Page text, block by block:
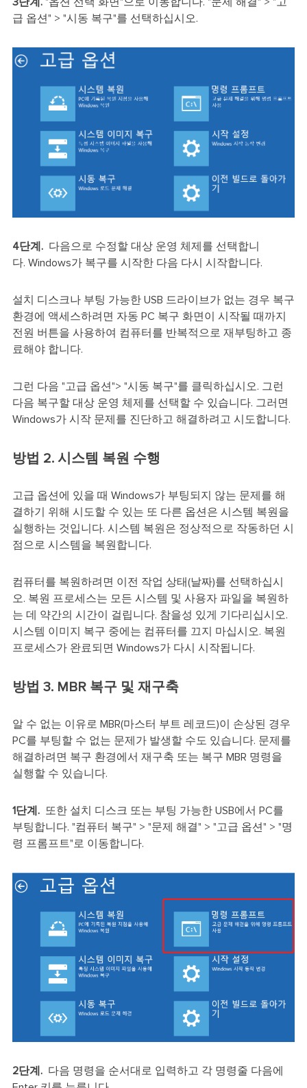
3단계."옵션 선택 화면"으로 이동합니다. "문제 해결" > "고
급 옵션" > "시동 복구"를 선택하십시오.
4단계. 다음으로 수정할 대상 운영 체제를 선택합니
다. Windows가 복구를 시작한 다음 다시 시작합니다.
설치 디스크나 부팅 가능한 USB 드라이브가 없는 경우 복구
환경에 액세스하려면 자동 PC 복구 화면이 시작될 때까지
전원 버튼을 사용하여 컴퓨터를 반복적으로 재부팅하고 종
료해야 합니다.
그런 다음 "고급 옵션"> "시동 복구"를 클릭하십시오. 그런
다음 복구할 대상 운영 체제를 선택할 수 있습니다. 그러면
Windows가 시작 문제를 진단하고 해결하려고 시도합니다.
방법 2. 시스템 복원 수행
고급 옵션에 있을 때 Windows가 부팅되지 않는 문제를 해
결하기 위해 시도할 수 있는 또 다른 옵션은 시스템 복원을
실행하는 것입니다. 시스템 복원은 정상적으로 작동하던 시
점으로 시스템을 복원합니다.
컴퓨터를 복원하려면 이전 작업 상태(날짜)를 선택하십시
오. 복원 프로세스는 모든 시스템 및 사용자 파일을 복원하
는 데 약간의 시간이 걸립니다. 참을성 있게 기다리십시오.
시스템 이미지 복구 중에는 컴퓨터를 끄지 마십시오. 복원
프로세스가 완료되면 Windows가 다시 시작됩니다.
방법 3. MBR 복구 및 재구축
알 수 없는 이유로 MBR(마스터 부트 레코드)이 손상된 경우
PC를 부팅할 수 없는 문제가 발생할 수도 있습니다. 문제를
해결하려면 복구 환경에서 재구축 또는 복구 MBR 명령을
실행할 수 있습니다.
1단계.
또한 설치 디스크 또는 부팅 가능한 USB에서 PC를
부팅합니다. "컴퓨터 복구" > "문제 해결" > "고급 옵션" > "명
령 프롬프트"로 이동합니다.
2단계. 다음 명령을 순서대로 입력하고 각 명령줄 다음에